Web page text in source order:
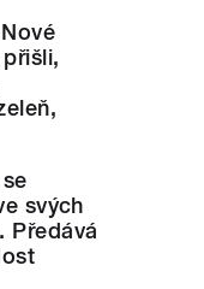
svých
Předává